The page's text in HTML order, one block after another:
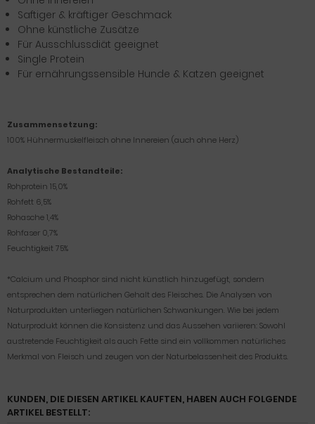
Saftiger & kräftiger Geschmack
Ohne künstliche Zusätze
Für Ausschlussdiät geeignet
Single Protein
Für ernährungssensible Hunde & Katzen geeignet
Zusammensetzung:
100% Hühnermuskelfleisch ohne Innereien (auch ohne Herz)
Analytische Bestandteile:
Rohprotein 15,0%
Rohfett 6,5%
Rohasche 1,4%
Rohfaser 0,7%
Feuchtigkeit 75%
*Calcium und Phosphor sind nicht künstlich hinzugefügt, sondern
entsprechen dem natürlichen Gehalt des Fleisches. Die Analysen von
Naturprodukten unterliegen natürlichen Schwankungen. Wie bei jedem
Naturprodukt können die Konsistenz und das Aussehen variieren: Sowohl
austretende Feuchtigkeit als auch Fette sind ein vollkommen natürliches
Merkmal von Fleisch und zeugen von der Naturbelassenheit des Produkts.
KUNDEN, DIE DIESEN ARTIKEL KAUFTEN, HABEN AUCH FOLGENDE
ARTIKEL BESTELLT: